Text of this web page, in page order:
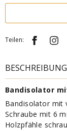
Teilen:
BESCHREIBUNG
Bandisolator
Bandisolator mit
Schraube mit 6
Holzpfähle